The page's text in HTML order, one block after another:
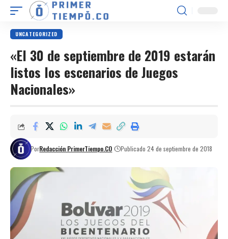
UNCATEGORIZED
«El 30 de septiembre de 2019 estarán
listos los escenarios de Juegos
Nacionales»
PorRedacción PrimerTiempo.CO Publicado 24 de septiembre de 2018